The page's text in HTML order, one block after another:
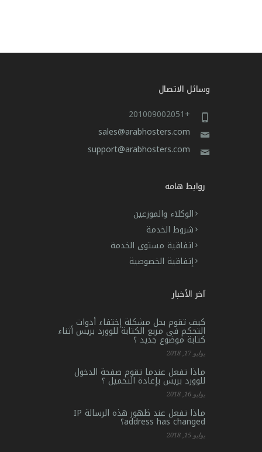
وسائل الاتصال
+201009002051
sales@arabhosters.com
support@arabhosters.com
روابط هامه
الوكلاء والموزعين
شروط الخدمة
اتفاقية مستوى الخدمة
إتفاقية الخصوصية
آخر الأخبار
كيف تقوم بحل مشكلة إختفاء أدوات
التحكم فى مربع الكتابة للوورد بريس أثناء
كتابة موضوع جديد ؟
يوليو 17, 2018
ماذا تفعل عندما تقوم صفحة الدخول
للوورد بريس بإعادة التحميل ؟
يوليو 16, 2018
ماذا تفعل عند ظهور هذه الرسالة IP
address has changed؟
يوليو 15, 2018